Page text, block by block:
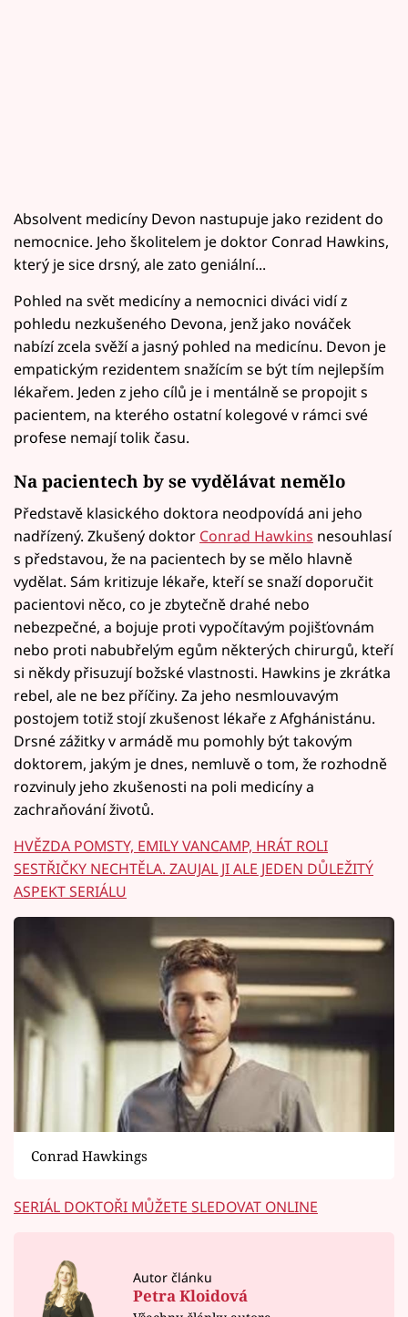
Absolvent medicíny Devon nastupuje jako rezident do
nemocnice. Jeho školitelem je doktor Conrad Hawkins,
který je sice drsný, ale zato geniální...
Pohled na svět medicíny a nemocnici diváci vidí z
pohledu nezkušeného Devona, jenž jako nováček
nabízí zcela svěží a jasný pohled na medicínu. Devon je
empatickým rezidentem snažícím se být tím nejlepším
lékařem. Jeden z jeho cílů je i mentálně se propojit s
pacientem, na kterého ostatní kolegové v rámci své
profese nemají tolik času.
Na pacientech by se vydělávat nemělo
Představě klasického doktora neodpovídá ani jeho
nadřízený. Zkušený doktor Conrad Hawkins nesouhlasí
s představou, že na pacientech by se mělo hlavně
vydělat. Sám kritizuje lékaře, kteří se snaží doporučit
pacientovi něco, co je zbytečně drahé nebo
nebezpečné, a bojuje proti vypočítavým pojišťovnám
nebo proti nabubřelým egům některých chirurgů, kteří
si někdy přisuzují božské vlastnosti. Hawkins je zkrátka
rebel, ale ne bez příčiny. Za jeho nesmlouvavým
postojem totiž stojí zkušenost lékaře z Afghánistánu.
Drsné zážitky v armádě mu pomohly být takovým
doktorem, jakým je dnes, nemluvě o tom, že rozhodně
rozvinuly jeho zkušenosti na poli medicíny a
zachraňování životů.
HVĚZDA POMSTY, EMILY VANCAMP, HRÁT ROLI
SESTŘIČKY NECHTĚLA. ZAUJAL JI ALE JEDEN DŮLEŽITÝ
ASPEKT SERIÁLU
Conrad Hawkings
SERIÁL DOKTOŘI MŮŽETE SLEDOVAT ONLINE
Autor článku
Petra Kloidová